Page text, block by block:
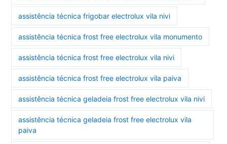
assistência técnica frigobar electrolux vila nivi
assistência técnica frost free electrolux vila monumento
assistência técnica frost free electrolux vila nivi
assistência técnica frost free electrolux vila paiva
assistência técnica geladeia frost free electrolux vila nivi
assistência técnica geladeia frost free electrolux vila
paiva